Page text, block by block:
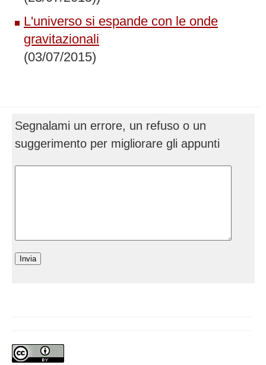
L'universo si espande con le onde
gravitazionali
(03/07/2015)
Segnalami un errore, un refuso o un
suggerimento per migliorare gli appunti